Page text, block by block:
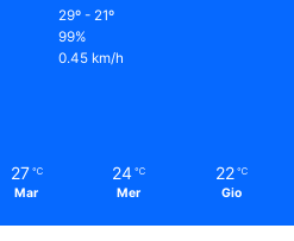
29º - 21º
99%
0.45 km/h
27 ℃
Mar
24 ℃
Mer
22 ℃
Gio